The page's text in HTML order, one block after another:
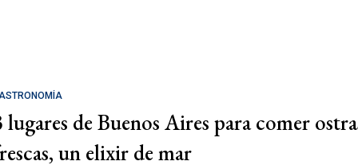
lugares de Buenos Aires para comer
un elixir de mar